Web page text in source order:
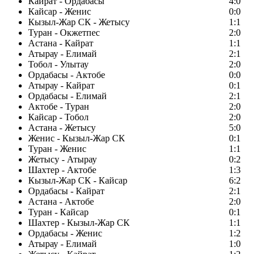
Кайсар - Женис
0:0
Кызыл-Жар СК - Жетысу
1:1
Туран - Окжетпес
2:0
Астана - Кайрат
1:1
Атырау - Елимай
2:1
Тобол - Улытау
2:0
Ордабасы - Актобе
0:0
Атырау - Кайрат
0:1
Ордабасы - Елимай
2:1
Актобе - Туран
2:0
Кайсар - Тобол
2:0
Астана - Жетысу
5:0
Женис - Кызыл-Жар СК
0:1
Туран - Женис
1:1
Жетысу - Атырау
0:2
Шахтер - Актобе
1:3
Кызыл-Жар СК - Кайсар
6:2
Ордабасы - Кайрат
2:1
Астана - Актобе
2:0
Туран - Кайсар
0:1
Шахтер - Кызыл-Жар СК
1:1
Ордабасы - Женис
1:2
Атырау - Елимай
1:0